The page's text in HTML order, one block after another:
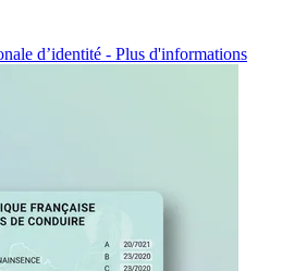
d’identité - Plus d'informations